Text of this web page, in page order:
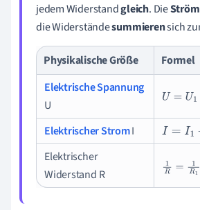
jedem Widerstandgleich. Die
die Widerständesummierensich
Physikalische Größe
Formel
Elektrische Spannung
U
U=U1=U
Elektrischer StromI I= I1+ I2+ .
Elektrischer
Widerstand R
1R =1 R1+